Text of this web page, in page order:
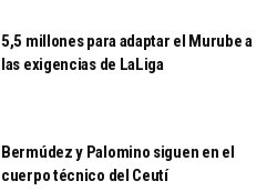
5,5 millones para adaptar el Murube a
las exigencias de LaLiga
Bermúdez y Palomino siguen en el
cuerpo técnico del Ceutí